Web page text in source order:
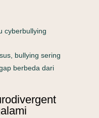
cyberbullying
bullying sering
berbeda dari